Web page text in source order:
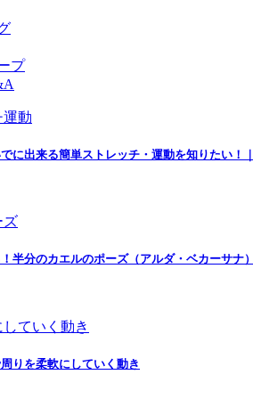
プ
に出来る簡単ストレッチ・運動を知りたい！
半分のカエルのポーズ（アルダ・ベカーサナ）
りを柔軟にしていく動き